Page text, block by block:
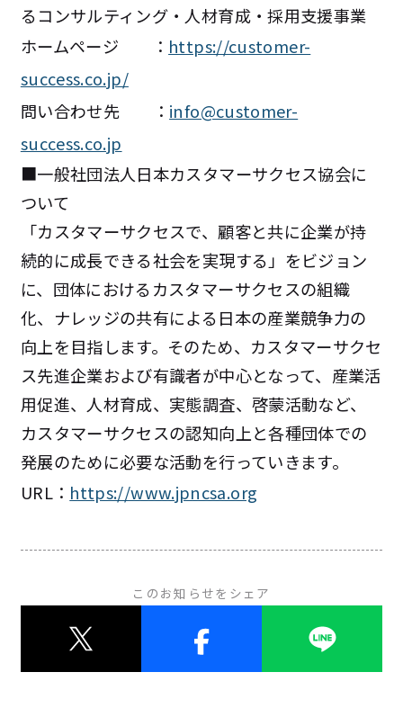
るコンサルティング・人材育成・採用支援事業
ホームページ ： https://customer-
success.co.jp/
問い合わせ先 ： info@customer-
success.co.jp
■一般社団法人日本カスタマーサクセス協会に
ついて
「カスタマーサクセスで、顧客と共に企業が持
続的に成長できる社会を実現する」をビジョン
に、団体におけるカスタマーサクセスの組織
化、ナレッジの共有による日本の産業競争力の
向上を目指します。そのため、カスタマーサクセ
ス先進企業および有識者が中心となって、産業活
用促進、人材育成、実態調査、啓蒙活動など、
カスタマーサクセスの認知向上と各種団体での
発展のために必要な活動を行っていきます。
URL： https://www.jpncsa.org
このお知らせをシェア